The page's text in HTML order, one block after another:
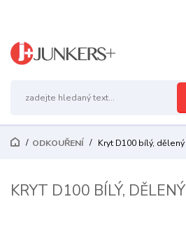
ODKOUŘENÍ Kryt D100 bílý, dělený
KRYT D100 BÍLÝ, DĚLENÝ